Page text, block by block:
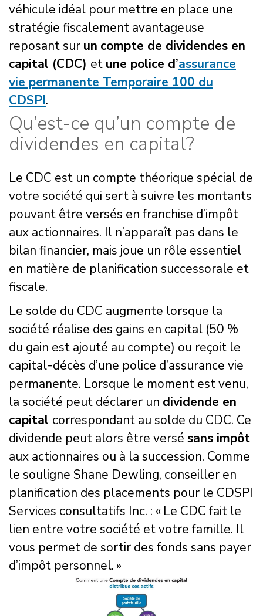
véhicule idéal pour mettre en place une
stratégie fiscalement avantageuse
reposant sur un compte de dividendes en
capital (CDC) et une police d’assurance
vie permanente Temporaire 100 du
CDSPI.
Qu’est-ce qu’un compte de
dividendes en capital?
Le CDC est un compte théorique spécial de
votre société qui sert à suivre les montants
pouvant être versés en franchise d’impôt
aux actionnaires. Il n’apparaît pas dans le
bilan financier, mais joue un rôle essentiel
en matière de planification successorale et
fiscale.
Le solde du CDC augmente lorsque la
société réalise des gains en capital (50 %
du gain est ajouté au compte) ou reçoit le
capital-décès d’une police d’assurance vie
permanente. Lorsque le moment est venu,
la société peut déclarer un dividende en
capital correspondant au solde du CDC. Ce
dividende peut alors être versé sans impôt
aux actionnaires ou à la succession. Comme
le souligne Shane Dewling, conseiller en
planification des placements pour le CDSPI
Services consultatifs Inc. : « Le CDC fait le
lien entre votre société et votre famille. Il
vous permet de sortir des fonds sans payer
d’impôt personnel. »